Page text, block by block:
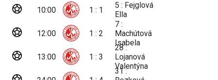
sports_soccer 10:00 1 : 1
5 : Fejglová
Ella
sports_soccer 12:00 1 : 2
7 :
Machútová
Isabela
sports_soccer 13:00 1 : 3
28 :
Lojanová
Valentýna
31 :